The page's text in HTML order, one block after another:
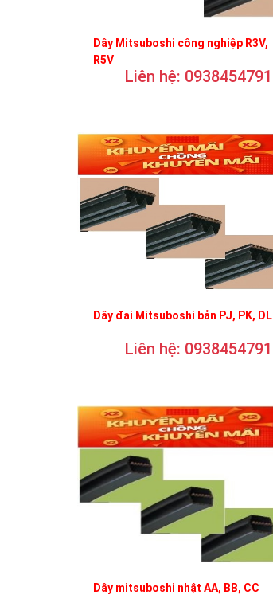
Dây Mitsuboshi công nghiệp R3V,
R5V
Liên hệ: 0938454791
Dây đai Mitsuboshi bản PJ, PK, DL
Liên hệ: 0938454791
Dây mitsuboshi nhật AA, BB, CC